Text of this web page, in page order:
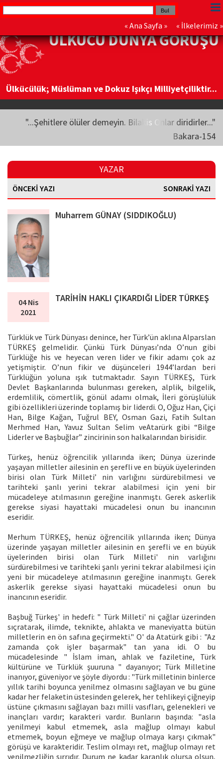
« Ana Sayfa » « İlkelerimiz »
ÜLKÜCÜ DÜNYA GÖRÜŞÜ
Ülkücülük; Müslüman ve Dokuz Işıkçı Milliyetçiliktir...
"...Şehitlere ölüler demeyin. Bilakis Onlar diridirler..."
Bakara-154
YAZAR
ÖNCEKİ YAZI SONRAKİ YAZI
Muharrem GÜNAY (SIDDIKOĞLU)
04 Nis
2021
TARİHİN HAKLI ÇIKARDIĞI LİDER TÜRKEŞ
Türklük ve Türk Dünyası denince, her Türk’ün aklına Alparslan
TÜRKEŞ gelmelidir. Çünkü Türk Dünyası’nda O’nun gibi
Türklüğe his ve heyecan veren lider ve fikir adamı çok az
yetişmiştir. O’nun fikir ve düşünceleri 1944’lardan beri
Türklüğün yoluna ışık tutmaktadır. Sayın TÜRKEŞ, Türk
Devlet Başkanlarında bulunması gereken, alplik, bilgelik,
erdemlilik, cömertlik, gönül adamı olmak, İleri görüşlülük
gibi özellikleri üzerinde toplamış bir liderdi. O, Oğuz Han, Çiçi
Han, Bilge Kağan, Tuğrul BEY, Osman Gazi, Fatih Sultan
Merhmed Han, Yavuz Sultan Selim veAtarürk gibi “Bilge
Liderler ve Başbuğlar” zincirinin son halkalarından birisidir.
Türkeş, henüz öğrencilik yıllarında iken; Dünya üzerinde
yaşayan milletler ailesinin en şerefli ve en büyük üyelerinden
birisi olan Türk Milleti’ nin varlığını sürdürebilmesi ve
tarihteki şanlı yerini tekrar alabilmesi için yeni bir
mücadeleye atılmasının gereğine inanmıştı. Gerek askerlik
gerekse siyasi hayattaki mücadelesi onun bu inancının
eseridir.
Merhum TÜRKEŞ, henüz öğrencilik yıllarında iken; Dünya
üzerinde yaşayan milletler ailesinin en şerefli ve en büyük
üyelerinden birisi olan Türk Milleti' nin varlığını
sürdürebilmesi ve tarihteki şanlı yerini tekrar alabilmesi için
yeni bir mücadeleye atılmasının gereğine inanmıştı. Gerek
askerlik gerekse siyasi hayattaki mücadelesi onun bu
inancının eseridir.
Başbuğ Türkeş' in hedefi: " Türk Milleti' ni çağlar üzerinden
sıçratarak, ilimde, teknikte, ahlakta ve maneviyatta bütün
milletlerin en ön safına geçirmekti." O' da Atatürk gibi : "Az
zamanda çok işler başarmak" tan yana idi. O bu
mücadelesinde " İslam iman, ahlak ve faziletine, Türk
kültürüne ve Türklük şuuruna " dayanıyor; Türk Milletine
inanıyor, güveniyor ve şöyle diyordu : "Türk milletinin binlerce
yıllık tarihi boyunca yenilmez olmasını sağlayan ve bu güne
kadar her felaketin üstesinden gelerek, her tehlikeyi çiğneyip
üstüne çıkmasını sağlayan bazı milli vasıfları, gelenekleri ve
inançları vardır; karakteri vardır. Bunların başında: "asla
yenilmeyi kabul etmemek, asla mağlup olmayı kabul
etmemek, boyun eğmeye ve mağlup olmaya karşı çıkmak"
görüşü ve karakteridir. Teslim olmayı ret, mağlup olmayı ret
yenilmezliğin sırrıdır. Durum ne kadar karanlık olursa olsun,